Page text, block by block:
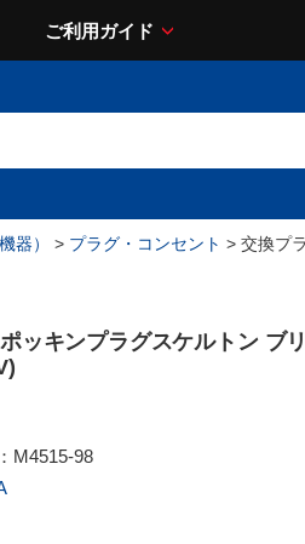
ご利用ガイド
器） > プラグ・コンセント > 交換プ
ッキンプラグスケルトン ブ
M4515-98